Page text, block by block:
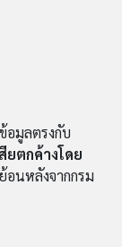
อมูลตรงกับ
ยตกค้างโดย
อนหลังจากกรม